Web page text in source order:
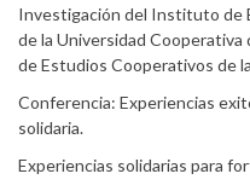
Investigación del Instituto de
de la Universidad Cooperativa
de Estudios Cooperativos de
Conferencia: Experiencias
solidaria.
Experiencias solidarias para